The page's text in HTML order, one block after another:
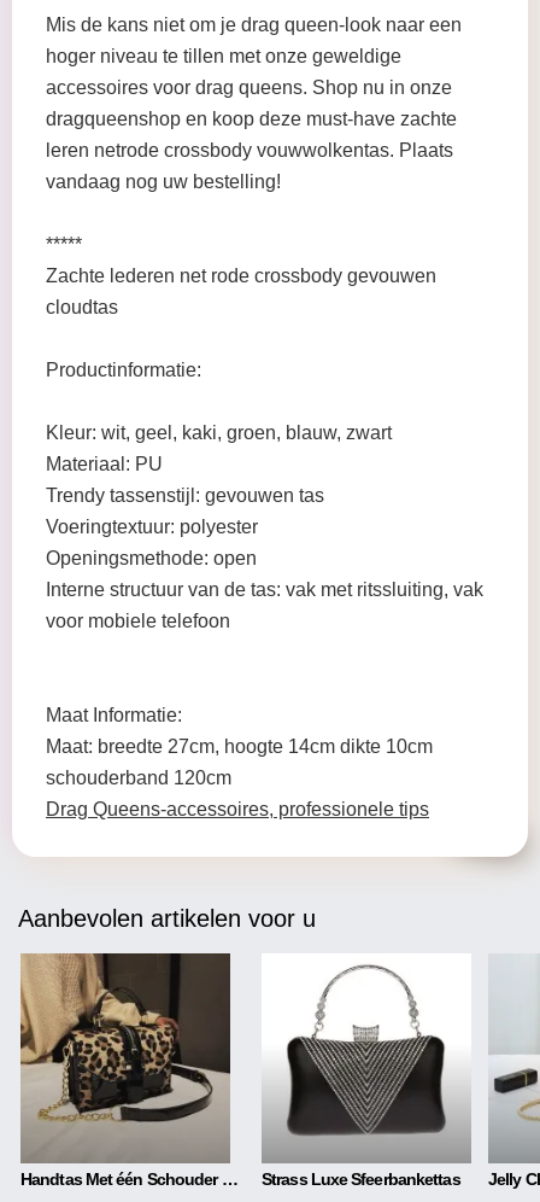
Mis de kans niet om je drag queen-look naar een
hoger niveau te tillen met onze geweldige
accessoires voor drag queens. Shop nu in onze
dragqueenshop en koop deze must-have zachte
leren netrode crossbody vouwwolkentas. Plaats
vandaag nog uw bestelling!
*****
Zachte lederen net rode crossbody gevouwen
cloudtas
Productinformatie:
Kleur: wit, geel, kaki, groen, blauw, zwart
Materiaal: PU
Trendy tassenstijl: gevouwen tas
Voeringtextuur: polyester
Openingsmethode: open
Interne structuur van de tas: vak met ritssluiting, vak
voor mobiele telefoon
Maat Informatie:
Maat: breedte 27cm, hoogte 14cm dikte 10cm
schouderband 120cm
Drag Queens-accessoires, professionele tips
Aanbevolen artikelen voor u
Handtas Met één Schouder En Luipaardprint Strass Luxe Sfeerbankettas